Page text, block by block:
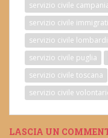
servizio civile
servizio civile immigrati
servizio civile
servizio civile puglia
servizio civile toscana
servizio civile
LASCIA UN